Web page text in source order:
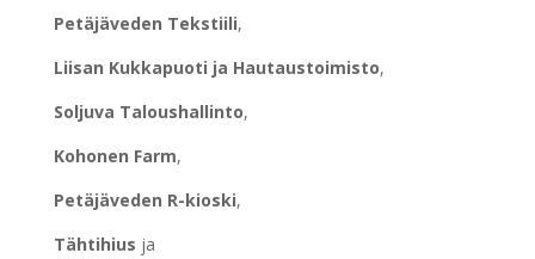
Petäjäveden Tekstiili,
Liisan Kukkapuoti ja Hautaustoimisto,
Soljuva Taloushallinto,
Kohonen Farm,
Petäjäveden R-kioski,
Tähtihius ja